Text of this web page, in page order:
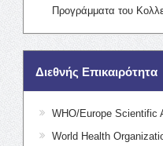
Προγράμματα του
Διεθνής Επικαιρότητα
WHO/Europe Scientific
World Health